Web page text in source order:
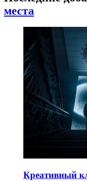
места
Креативный